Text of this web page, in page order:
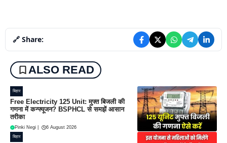
🔗 Share:
ALSO READ
बिहार
Free Electricity 125 Unit: मुफ्त बिजली की
गणना में कन्फ्यूजन? BSPHCL से समझें आसान
तरीका
Pinki Negi 6 August 2026
बिहार